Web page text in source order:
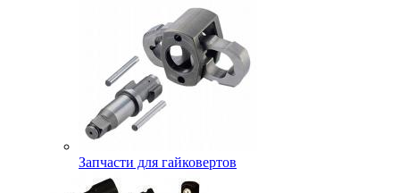
Запчасти для гайковертов